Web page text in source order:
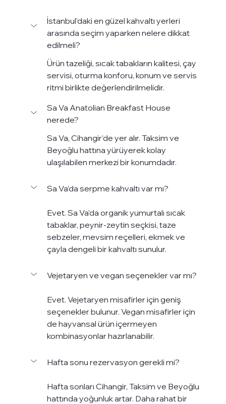
İstanbul’daki en güzel kahvaltı yerleri
arasında seçim yaparken nelere dikkat
edilmeli?
Ürün tazeliği, sıcak tabakların kalitesi, çay
servisi, oturma konforu, konum ve servis
ritmi birlikte değerlendirilmelidir.
Sa Va Anatolian Breakfast House
nerede?
Sa Va, Cihangir’de yer alır. Taksim ve
Beyoğlu hattına yürüyerek kolay
ulaşılabilen merkezi bir konumdadır.
Sa Va’da serpme kahvaltı var mı?
Evet. Sa Va’da organik yumurtalı sıcak
tabaklar, peynir-zeytin seçkisi, taze
sebzeler, mevsim reçelleri, ekmek ve
çayla dengeli bir kahvaltı sunulur.
Vejetaryen ve vegan seçenekler var mı?
Evet. Vejetaryen misafirler için geniş
seçenekler bulunur. Vegan misafirler için
de hayvansal ürün içermeyen
kombinasyonlar hazırlanabilir.
Hafta sonu rezervasyon gerekli mi?
Hafta sonları Cihangir, Taksim ve Beyoğlu
hattında yoğunluk artar. Daha rahat bir